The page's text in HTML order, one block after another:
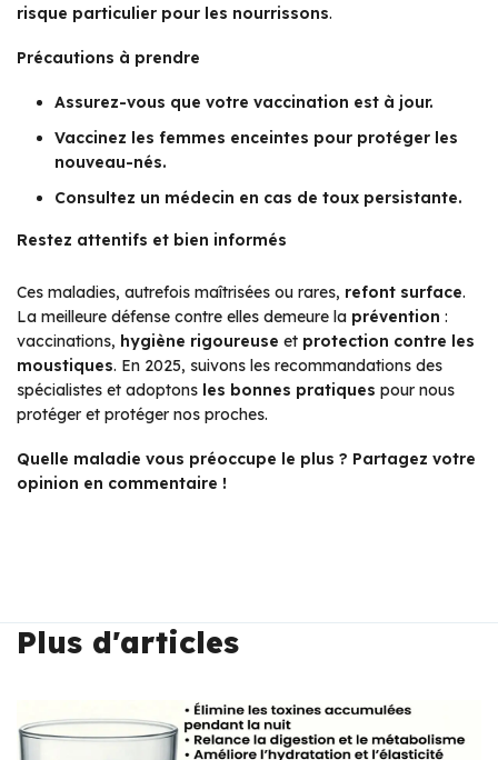
risque particulier pour les nourrissons.
Précautions à prendre
Assurez-vous que votre vaccination est à jour.
Vaccinez les femmes enceintes pour protéger les
nouveau-nés.
Consultez un médecin en cas de toux persistante.
Restez attentifs et bien informés
Ces maladies, autrefois maîtrisées ou rares, refont surface.
La meilleure défense contre elles demeure la prévention :
vaccinations, hygiène rigoureuse et protection contre les
moustiques. En 2025, suivons les recommandations des
spécialistes et adoptons les bonnes pratiques pour nous
protéger et protéger nos proches.
Quelle maladie vous préoccupe le plus ? Partagez votre
opinion en commentaire !
Plus d'articles